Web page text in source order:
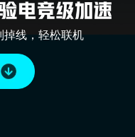
掉线，轻松联机